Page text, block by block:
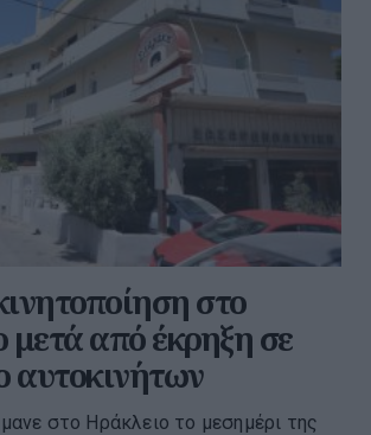
στο
μετά από έκρηξη σε
αυτοκινήτων
στο Ηράκλειο το μεσημέρι της